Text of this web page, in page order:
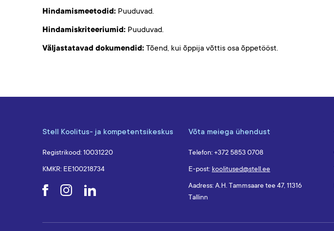
Hindamismeetodid: Puuduvad.
Hindamiskriteeriumid: Puuduvad.
Väljastatavad dokumendid: Tõend, kui õppija võttis osa õppetööst.
Stell Koolitus- ja kompetentsikeskus
Registrikood: 10031220
KMKR: EE100218734
Võta meiega ühendust
Telefon: +372 5853 0708
E-post: koolitused@stell.ee
Aadress: A.H. Tammsaare tee 47, 11316
Tallinn